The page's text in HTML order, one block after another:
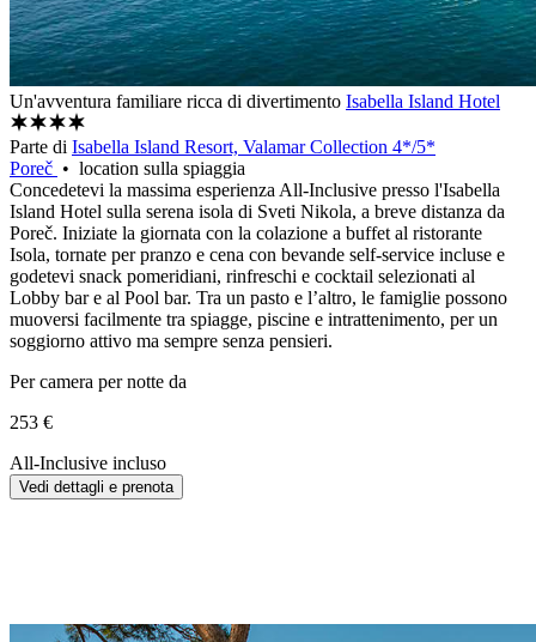
Un'avventura familiare ricca di divertimento Isabella Island Hotel
Parte di Isabella Island Resort, Valamar Collection 4*/5*
Poreč • location sulla spiaggia
Concedetevi la massima esperienza All-Inclusive presso l'Isabella
Island Hotel sulla serena isola di Sveti Nikola, a breve distanza da
Poreč. Iniziate la giornata con la colazione a buffet al ristorante
Isola, tornate per pranzo e cena con bevande self-service incluse e
godetevi snack pomeridiani, rinfreschi e cocktail selezionati al
Lobby bar e al Pool bar. Tra un pasto e l’altro, le famiglie possono
muoversi facilmente tra spiagge, piscine e intrattenimento, per un
soggiorno attivo ma sempre senza pensieri.
Per camera per notte da
253 €
All-Inclusive incluso
Vedi dettagli e prenota